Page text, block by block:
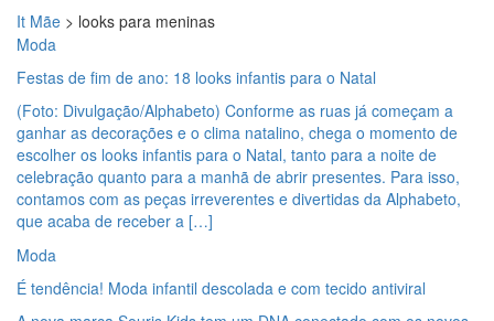
It Mãe > looks para meninas
Moda
Festas de fim de ano: 18 looks infantis para o Natal
(Foto: Divulgação/Alphabeto) Conforme as ruas já começam a
ganhar as decorações e o clima natalino, chega o momento de
escolher os looks infantis para o Natal, tanto para a noite de
celebração quanto para a manhã de abrir presentes. Para isso,
contamos com as peças irreverentes e divertidas da Alphabeto,
que acaba de receber a […]
Moda
É tendência! Moda infantil descolada e com tecido antiviral